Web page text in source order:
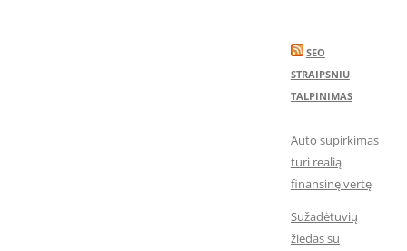
SEO
STRAIPSNIU
TALPINIMAS
Auto supirkimas
turi realią
finansinę vertę
Sužadėtuvių
žiedas su